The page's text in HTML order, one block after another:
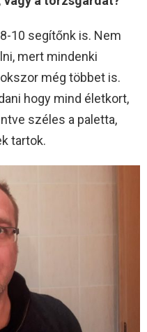
10 segítőnk is. Nem
mert mindenki
még többet is.
hogy mind életkort,
széles a paletta,
tartok.